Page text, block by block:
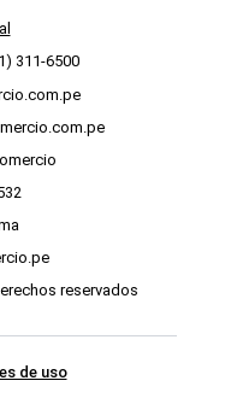
311-6500
reservados
de uso